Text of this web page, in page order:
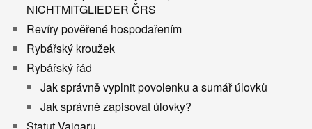
NICHTMITGLIEDER ČRS
Revíry pověřené hospodařením
Rybářský kroužek
Rybářský řád
Jak správně vyplnit povolenku a sumář úlovků
Jak správně zapisovat úlovky?
Statut Vajgaru